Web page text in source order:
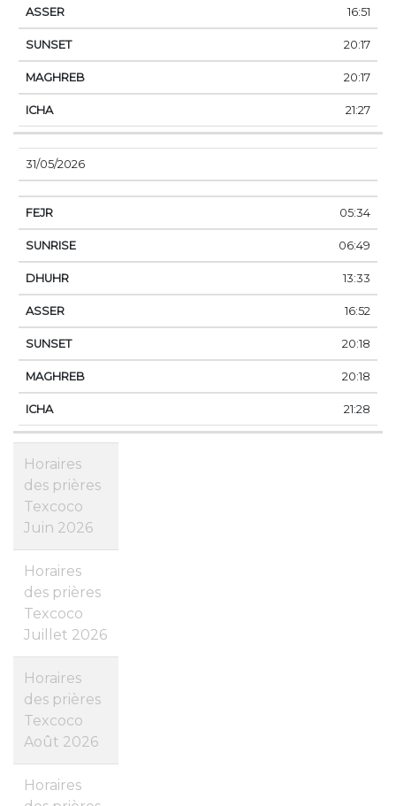
16:51
20:17
20:17
21:27
31/05/2026
05:34
06:49
13:33
16:52
20:18
20:18
21:28
Horaires
des prières
Texcoco
Juin 2026
Horaires
des prières
Texcoco
Juillet 2026
Horaires
des prières
Texcoco
Août 2026
Horaires